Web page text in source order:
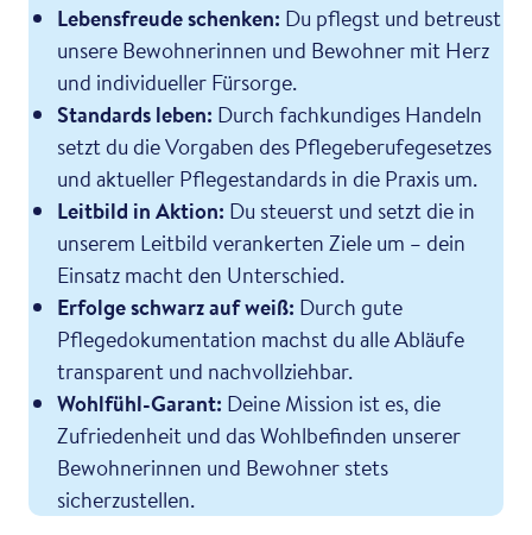
Lebensfreude schenken: Du pflegst und betreust
unsere Bewohnerinnen und Bewohner mit Herz
und individueller Fürsorge.
Standards leben: Durch fachkundiges Handeln
setzt du die Vorgaben des Pflegeberufegesetzes
und aktueller Pflegestandards in die Praxis um.
Leitbild in Aktion: Du steuerst und setzt die in
unserem Leitbild verankerten Ziele um – dein
Einsatz macht den Unterschied.
Erfolge schwarz auf weiß: Durch gute
Pflegedokumentation machst du alle Abläufe
transparent und nachvollziehbar.
Wohlfühl-Garant: Deine Mission ist es, die
Zufriedenheit und das Wohlbefinden unserer
Bewohnerinnen und Bewohner stets
sicherzustellen.